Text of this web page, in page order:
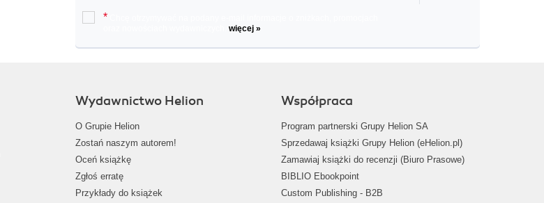
*
więcej »
Wydawnictwo Helion
O Grupie Helion
Zostań naszym autorem!
Oceń książkę
Zgłoś erratę
Przykłady do książek
Współpraca
Program partnerski Grupy Helion SA
Sprzedawaj książki Grupy Helion (eHelion.pl)
Zamawiaj książki do recenzji (Biuro Prasowe)
BIBLIO Ebookpoint
Custom Publishing - B2B